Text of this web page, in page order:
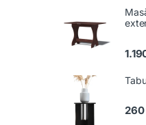
260